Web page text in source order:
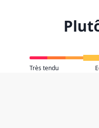
Très tendu